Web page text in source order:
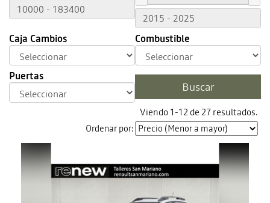
Caja Cambios Combustible
Puertas
Viendo 1-12 de 27 resultados.
Ordenar por: